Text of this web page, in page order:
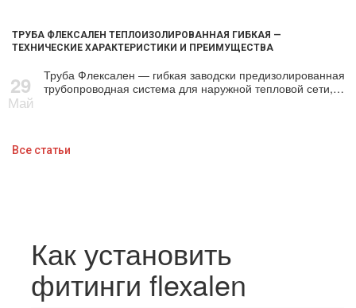
ТРУБА ФЛЕКСАЛЕН ТЕПЛОИЗОЛИРОВАННАЯ ГИБКАЯ —
ТЕХНИЧЕСКИЕ ХАРАКТЕРИСТИКИ И ПРЕИМУЩЕСТВА
29
Май
Труба Флексален — гибкая заводски предизолированная
трубопроводная система для наружной тепловой сети,…
Все статьи
Как установить
фитинги flexalen